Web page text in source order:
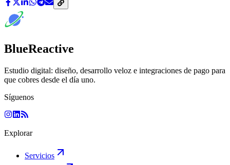
BlueReactive
Estudio digital: diseño, desarrollo veloz e integraciones de pago para
que cobres desde el día uno.
Síguenos
Explorar
Servicios